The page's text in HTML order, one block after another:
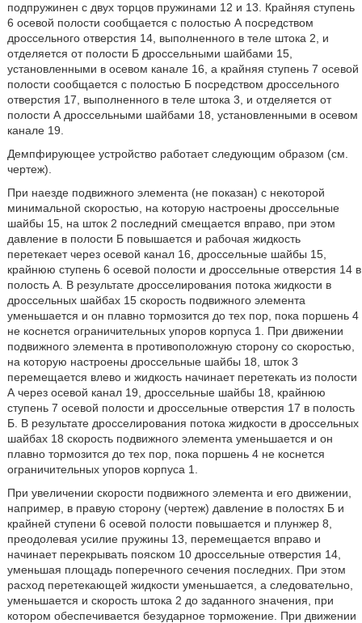
подпружинен с двух торцов пружинами 12 и 13. Крайняя ступень
6 осевой полости сообщается с полостью А посредством
дроссельного отверстия 14, выполненного в теле штока 2, и
отделяется от полости Б дроссельными шайбами 15,
установленными в осевом канале 16, а крайняя ступень 7 осевой
полости сообщается с полостью Б посредством дроссельного
отверстия 17, выполненного в теле штока 3, и отделяется от
полости А дроссельными шайбами 18, установленными в осевом
канале 19.
Демпфирующее устройство работает следующим образом (см.
чертеж).
При наезде подвижного элемента (не показан) с некоторой
минимальной скоростью, на которую настроены дроссельные
шайбы 15, на шток 2 последний смещается вправо, при этом
давление в полости Б повышается и рабочая жидкость
перетекает через осевой канал 16, дроссельные шайбы 15,
крайнюю ступень 6 осевой полости и дроссельные отверстия 14 в
полость А. В результате дросселирования потока жидкости в
дроссельных шайбах 15 скорость подвижного элемента
уменьшается и он плавно тормозится до тех пор, пока поршень 4
не коснется ограничительных упоров корпуса 1. При движении
подвижного элемента в противоположную сторону со скоростью,
на которую настроены дроссельные шайбы 18, шток 3
перемещается влево и жидкость начинает перетекать из полости
А через осевой канал 19, дроссельные шайбы 18, крайнюю
ступень 7 осевой полости и дроссельные отверстия 17 в полость
Б. В результате дросселирования потока жидкости в дроссельных
шайбах 18 скорость подвижного элемента уменьшается и он
плавно тормозится до тех пор, пока поршень 4 не коснется
ограничительных упоров корпуса 1.
При увеличении скорости подвижного элемента и его движении,
например, в правую сторону (чертеж) давление в полостях Б и
крайней ступени 6 осевой полости повышается и плунжер 8,
преодолевая усилие пружины 13, перемещается вправо и
начинает перекрывать пояском 10 дроссельные отверстия 14,
уменьшая площадь поперечного сечения последних. При этом
расход перетекающей жидкости уменьшается, а следовательно,
уменьшается и скорость штока 2 до заданного значения, при
котором обеспечивается безударное торможение. При движении